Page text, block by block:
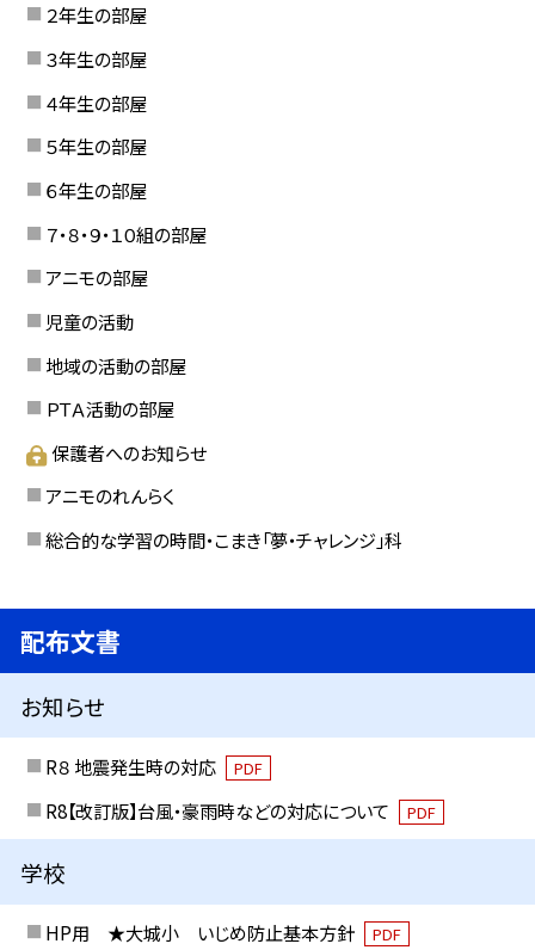
２年生の部屋
３年生の部屋
４年生の部屋
５年生の部屋
６年生の部屋
７・８・９・１０組の部屋
アニモの部屋
児童の活動
地域の活動の部屋
ＰＴＡ活動の部屋
保護者へのお知らせ
アニモのれんらく
総合的な学習の時間・こまき「夢・チャレンジ」科
配布文書
お知らせ
R８ 地震発生時の対応 PDF
R8【改訂版】台風・豪雨時などの対応について PDF
学校
HP用 ★大城小 いじめ防止基本方針 PDF